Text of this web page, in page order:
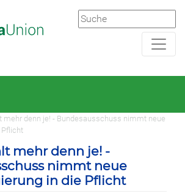
mehr denn je! - Bundesausschuss nimmt neue
Pflicht
mehr denn je! -
nimmt neue
in die Pflicht